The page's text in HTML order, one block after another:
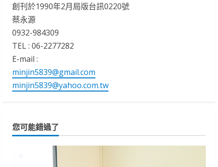
創刊於1990年2月局版台訊0220號
蔡永源
0932-984309
TEL : 06-2277282
E-mail :
minjin5839@gmail.com
minjin5839@yahoo.com.tw
您可能錯過了